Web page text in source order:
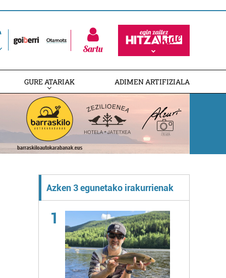
Sartu
GURE ATARIAK ADIMEN ARTIFIZIALA
Azken 3 egunetako irakurrienak
1